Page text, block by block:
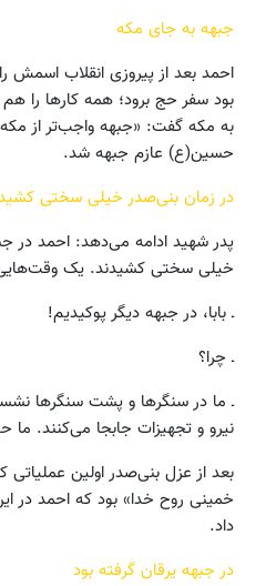
جبهه به جای مکه
احمد بعد از پیروزی انقلاب اسمش
بود سفر حج برود؛ همه کارها را هم
به مکه گفت: «جبهه واجب‌تر از
حسین(ع) عازم جبهه شد.
در زمان بنی‌صدر خیلی سختی
پدر شهید ادامه می‌دهد: احمد در
خیلی سختی کشیدند. یک
ـ بابا، در جبهه دیگر پوکیدیم!
ـ چرا؟
ـ ما در سنگرها و پشت سنگرها
نیرو و تجهیزات جابجا می‌کنند. ما
بعد از عزل بنی‌صدر اولین عملیاتی
خمینی روح خدا» بود که احمد در
داد.
در جبهه یرقان گرفته بود